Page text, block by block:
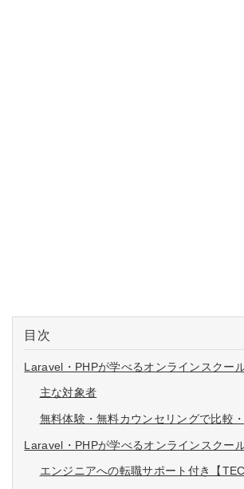
目次
Laravel・PHPが学べるオンラインスクー
主な対象者
無料体験・無料カウンセリングで比較
Laravel・PHPが学べるオンラインスクー
エンジニアへの転職サポート付き【